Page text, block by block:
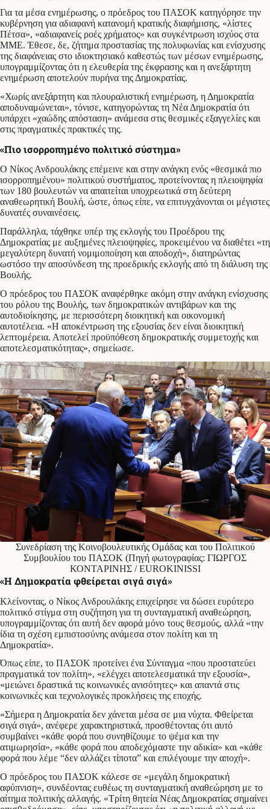
Για τα μέσα ενημέρωσης, ο πρόεδρος του ΠΑΣΟΚ κατηγόρησε την
κυβέρνηση για αδιαφανή κατανομή κρατικής διαφήμισης, «λίστες
Πέτσα», «αδιαφανείς ροές χρήματος» και συγκέντρωση ισχύος στα
ΜΜΕ. Έθεσε, δε, ζήτημα προστασίας της πολυφωνίας και ενίσχυσης
της διαφάνειας στο ιδιοκτησιακό καθεστώς των μέσων ενημέρωσης,
υπογραμμίζοντας ότι η ελευθερία της έκφρασης και η ανεξάρτητη
ενημέρωση αποτελούν πυρήνα της Δημοκρατίας.
«Χωρίς ανεξάρτητη και πλουραλιστική ενημέρωση, η Δημοκρατία
αποδυναμώνεται», τόνισε, κατηγορώντας τη Νέα Δημοκρατία ότι
υπάρχει «χαώδης απόσταση» ανάμεσα στις θεσμικές εξαγγελίες και
στις πραγματικές πρακτικές της.
«Πιο ισορροπημένο πολιτικό σύστημα»
Ο Νίκος Ανδρουλάκης επέμεινε και στην ανάγκη ενός «θεσμικά πιο
ισορροπημένου» πολιτικού συστήματος, προτείνοντας η πλειοψηφία
των 180 βουλευτών να απαιτείται υποχρεωτικά στη δεύτερη
αναθεωρητική Βουλή, ώστε, όπως είπε, να επιτυγχάνονται οι μέγιστες
δυνατές συναινέσεις.
Παράλληλα, τάχθηκε υπέρ της εκλογής του Προέδρου της
Δημοκρατίας με αυξημένες πλειοψηφίες, προκειμένου να διαθέτει «τη
μεγαλύτερη δυνατή νομιμοποίηση και αποδοχή», διατηρώντας
ωστόσο την αποσύνδεση της προεδρικής εκλογής από τη διάλυση της
Βουλής.
Ο πρόεδρος του ΠΑΣΟΚ αναφέρθηκε ακόμη στην ανάγκη ενίσχυσης
του ρόλου της Βουλής, των δημοκρατικών αντιβάρων και της
αυτοδιοίκησης, με περισσότερη διοικητική και οικονομική
αυτοτέλεια. «Η αποκέντρωση της εξουσίας δεν είναι διοικητική
λεπτομέρεια. Αποτελεί προϋπόθεση δημοκρατικής συμμετοχής και
αποτελεσματικότητας», σημείωσε.
Συνεδρίαση της Κοινοβουλευτικής Ομάδας και του Πολιτικού
Συμβουλίου του ΠΑΣΟΚ (Πηγή φωτογραφίας: ΓΙΩΡΓΟΣ
ΚΟΝΤΑΡΙΝΗΣ / EUROKINISSI
«Η Δημοκρατία φθείρεται σιγά σιγά»
Κλείνοντας, ο Νίκος Ανδρουλάκης επιχείρησε να δώσει ευρύτερο
πολιτικό στίγμα στη συζήτηση για τη συνταγματική αναθεώρηση,
υπογραμμίζοντας ότι αυτή δεν αφορά μόνο τους θεσμούς, αλλά «την
ίδια τη σχέση εμπιστοσύνης ανάμεσα στον πολίτη και τη
Δημοκρατία».
Όπως είπε, το ΠΑΣΟΚ προτείνει ένα Σύνταγμα «που προστατεύει
πραγματικά τον πολίτη», «ελέγχει αποτελεσματικά την εξουσία»,
«μειώνει δραστικά τις κοινωνικές ανισότητες» και απαντά στις
κοινωνικές και τεχνολογικές προκλήσεις της εποχής.
«Σήμερα η Δημοκρατία δεν χάνεται μέσα σε μια νύχτα. Φθείρεται
σιγά σιγά», ανέφερε χαρακτηριστικά, προσθέτοντας ότι αυτό
συμβαίνει «κάθε φορά που συνηθίζουμε το ψέμα και την
ατιμωρησία», «κάθε φορά που αποδεχόμαστε την αδικία» και «κάθε
φορά που λέμε “δεν αλλάζει τίποτα” και επιλέγουμε την αποχή».
Ο πρόεδρος του ΠΑΣΟΚ κάλεσε σε «μεγάλη δημοκρατική
αφύπνιση», συνδέοντας ευθέως τη συνταγματική αναθεώρηση με το
αίτημα πολιτικής αλλαγής. «Τρίτη θητεία Νέας Δημοκρατίας σημαίνει